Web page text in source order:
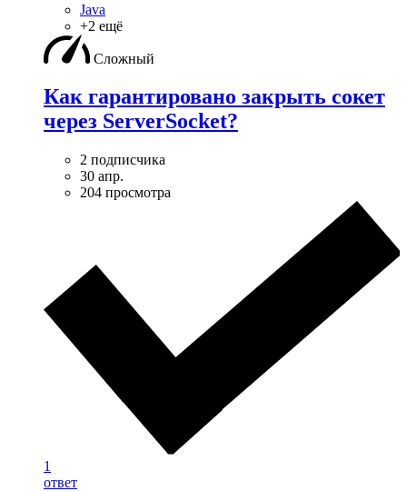
Java
+2 ещё
Сложный
Как гарантировано закрыть сокет
через ServerSocket?
2 подписчика
30 апр.
204 просмотра
1
ответ